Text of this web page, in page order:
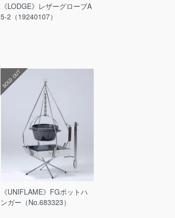
《LODGE》レザーグローブA
5-2（19240107）
SOLD OUT
《UNIFLAME》FGポットハ
ンガー（No.683323）